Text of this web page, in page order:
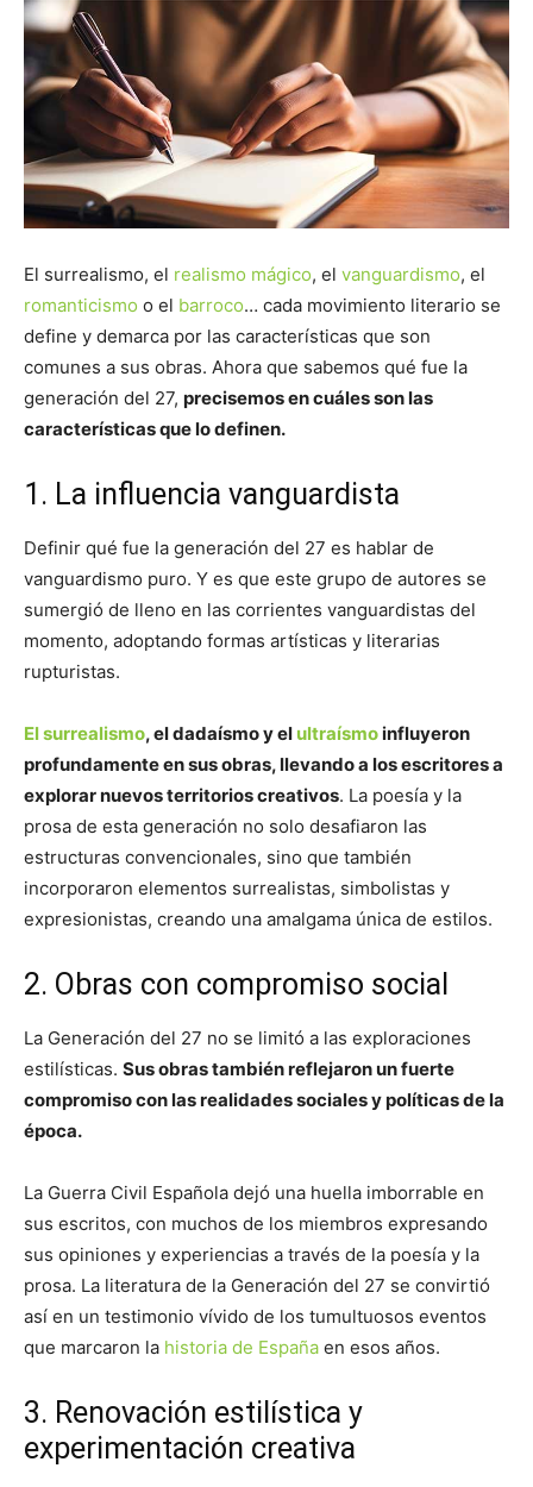
El surrealismo, el realismo mágico, el vanguardismo, el
romanticismo o el barroco… cada movimiento literario se
define y demarca por las características que son
comunes a sus obras. Ahora que sabemos qué fue la
generación del 27, precisemos en cuáles son las
características que lo definen.
1. La influencia vanguardista
Definir qué fue la generación del 27 es hablar de
vanguardismo puro. Y es que este grupo de autores se
sumergió de lleno en las corrientes vanguardistas del
momento, adoptando formas artísticas y literarias
rupturistas.
El surrealismo, el dadaísmo y el ultraísmoinfluyeron
profundamente en sus obras, llevando a los escritores a
explorar nuevos territorios creativos. La poesía y la
prosa de esta generación no solo desafiaron las
estructuras convencionales, sino que también
incorporaron elementos surrealistas, simbolistas y
expresionistas, creando una amalgama única de estilos.
2. Obras con compromiso social
La Generación del 27 no se limitó a las exploraciones
estilísticas. Sus obras también reflejaron un fuerte
compromiso con las realidades sociales y políticas de la
época.
La Guerra Civil Española dejó una huella imborrable en
sus escritos, con muchos de los miembros expresando
sus opiniones y experiencias a través de la poesía y la
prosa. La literatura de la Generación del 27 se convirtió
así en un testimonio vívido de los tumultuosos eventos
que marcaron la historia de España en esos años.
3. Renovación estilística y
experimentación creativa